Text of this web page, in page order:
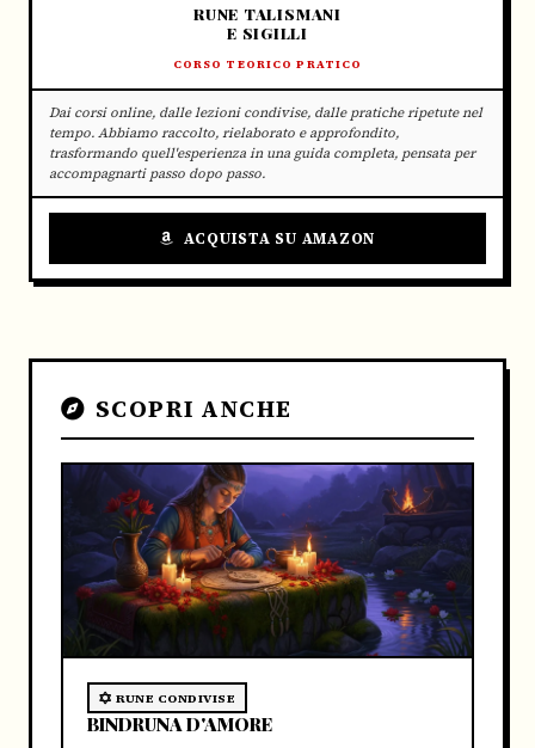
RUNE TALISMANI
E SIGILLI
CORSO TEORICO PRATICO
Dai corsi online, dalle lezioni condivise, dalle pratiche ripetute nel
tempo. Abbiamo raccolto, rielaborato e approfondito,
trasformando quell'esperienza in una guida completa, pensata per
accompagnarti passo dopo passo.
ACQUISTA SU AMAZON
SCOPRI ANCHE
RUNE CONDIVISE
BINDRUNA D'AMORE